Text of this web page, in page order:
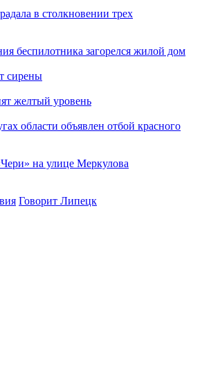
в столкновении трех
беспилотника загорелся жилой дом
сирены
желтый уровень
области объявлен отбой красного
на улице Меркулова
Говорит Липецк